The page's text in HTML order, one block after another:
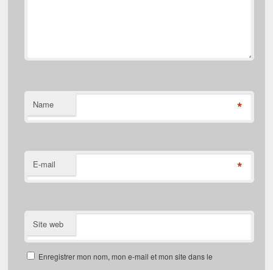
Name *
E-mail *
Site web
Enregistrer mon nom, mon e-mail et mon site dans le